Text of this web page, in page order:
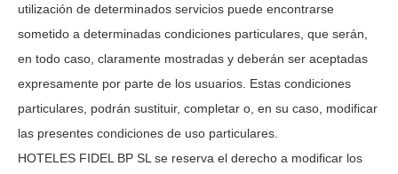
utilización de determinados servicios puede encontrarse
sometido a determinadas condiciones particulares, que serán,
en todo caso, claramente mostradas y deberán ser aceptadas
expresamente por parte de los usuarios. Estas condiciones
particulares, podrán sustituir, completar o, en su caso, modificar
las presentes condiciones de uso particulares.
HOTELES FIDEL BP SL se reserva el derecho a modificar los